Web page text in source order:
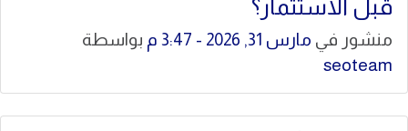
قبل الاستثمار؟
منشور في مارس 31, 2026 - 3:47 م
بواسطة
seoteam